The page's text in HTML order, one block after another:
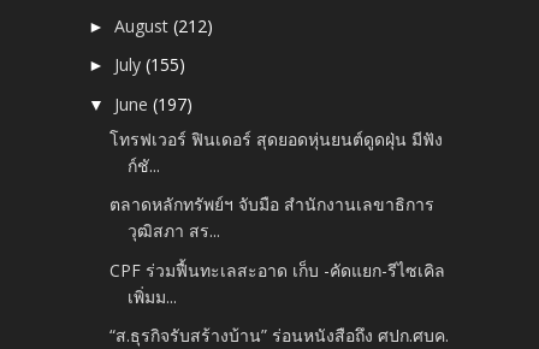
►August(212)
► July(155)
▼ June(197)
โทรฟเวอร์ ฟินเดอร์ สุดยอดหุ่นยนต์ดูดฝุ่น มีฟัง
ก์ชั...
ตลาดหลักทรัพย์ฯ จับมือ สำนักงานเลขาธิการ
วุฒิสภา สร...
CPF ร่วมฟื้นทะเลสะอาด เก็บ -คัดแยก-รีไซเคิล
เพิ่มม...
“ส.ธุรกิจรับสร้างบ้าน” ร่อนหนังสือถึง ศปก.ศบค.